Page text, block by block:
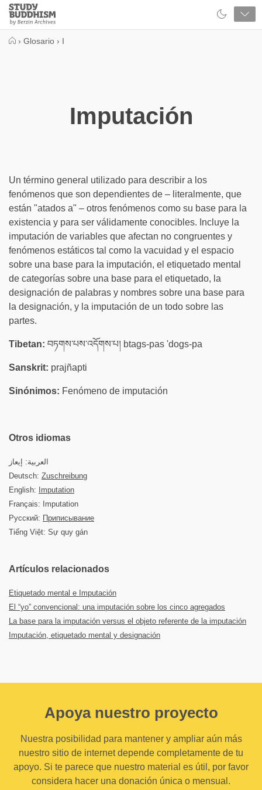
Close
Study
Buddhism
› Glosario › I
Imputación
Un término general utilizado para describir a los
fenómenos que son dependientes de – literalmente, que
están "atados a" – otros fenómenos como su base para la
existencia y para ser válidamente conocibles. Incluye la
imputación de variables que afectan no congruentes y
fenómenos estáticos tal como la vacuidad y el espacio
sobre una base para la imputación, el etiquetado mental
de categorías sobre una base para el etiquetado, la
designación de palabras y nombres sobre una base para
la designación, y la imputación de un todo sobre las
partes.
Tibetan: བཏགས་པས་འདོགས་པ། btags-pas 'dogs-pa
Sanskrit: prajñapti
Sinónimos: Fenómeno de imputación
Otros idiomas
العربية: إيعاز
Deutsch: Zuschreibung
English:
Imputation
Français: Imputation
Русский: Приписывание
Tiếng Việt: Sự quy gán
Artículos relacionados
Etiquetado mental e Imputación
El “yo” convencional: una imputación sobre los cinco agregados
La base para la imputación versus el objeto referente de la imputación
Imputación, etiquetado mental y designación
Apoya nuestro proyecto
Nuestra posibilidad para mantener y ampliar aún más
nuestro sitio de internet depende completamente de tu
apoyo. Si te parece que nuestro material es útil, por favor
considera hacer una donación única o mensual.